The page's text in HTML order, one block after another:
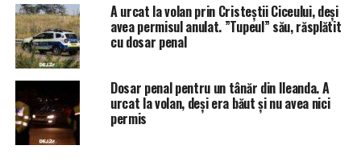
A urcat la volan prin Cristeștii Ciceului, deși
avea permisul anulat. ”Tupeul” său, răsplătit
cu dosar penal
Dosar penal pentru un tânăr din Ileanda. A
urcat la volan, deși era băut și nu avea nici
permis